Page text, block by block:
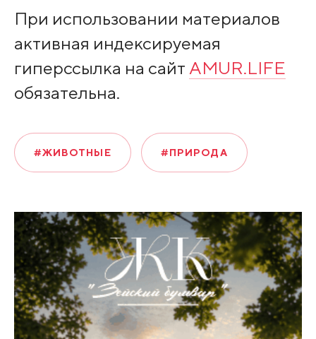
При использовании материалов
активная индексируемая
гиперссылка на сайт AMUR.LIFE
обязательна.
#ЖИВОТНЫЕ #ПРИРОДА